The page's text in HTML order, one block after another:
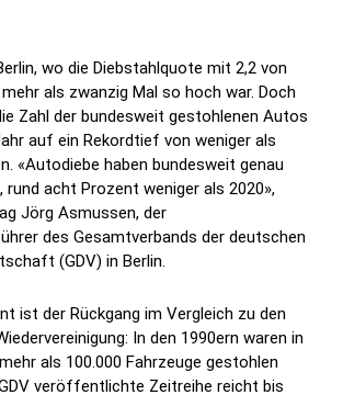
wo die Diebstahlquote mit 2,2 von
als zwanzig Mal so hoch war. Doch
Zahl der bundesweit gestohlenen Autos
auf ein Rekordtief von weniger als
«Autodiebe haben bundesweit genau
rund acht Prozent weniger als 2020»,
Jörg Asmussen, der
des Gesamtverbands der deutschen
(GDV) in Berlin.
ist der Rückgang im Vergleich zu den
In den 1990ern waren in
als 100.000 Fahrzeuge gestohlen
veröffentlichte Zeitreihe reicht bis